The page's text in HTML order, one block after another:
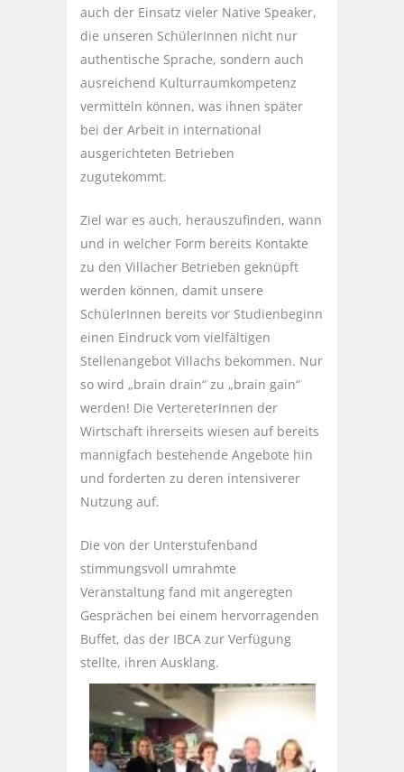
auch der Einsatz vieler Native Speaker,
die unseren SchülerInnen nicht nur
authentische Sprache, sondern auch
ausreichend Kulturraumkompetenz
vermitteln können, was ihnen später
bei der Arbeit in international
ausgerichteten Betrieben
zugutekommt.
Ziel war es auch, herauszufinden, wann
und in welcher Form bereits Kontakte
zu den Villacher Betrieben geknüpft
werden können, damit unsere
SchülerInnen bereits vor Studienbeginn
einen Eindruck vom vielfältigen
Stellenangebot Villachs bekommen. Nur
so wird „brain drain“ zu „brain gain“
werden! Die VertereterInnen der
Wirtschaft ihrerseits wiesen auf bereits
mannigfach bestehende Angebote hin
und forderten zu deren intensiverer
Nutzung auf.
Die von der Unterstufenband
stimmungsvoll umrahmte
Veranstaltung fand mit angeregten
Gesprächen bei einem hervorragenden
Buffet, das der IBCA zur Verfügung
stellte, ihren Ausklang.